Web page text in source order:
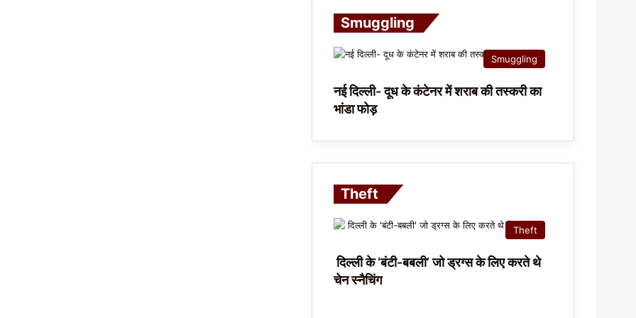
Smuggling
Smuggling
नई दिल्ली- दूध के कंटेनर में शराब की तस्करी का
भांडा फोड़
Theft
Theft
दिल्ली के ‘बंटी-बबली’ जो ड्रग्स के लिए करते थे
चेन स्नैचिंग